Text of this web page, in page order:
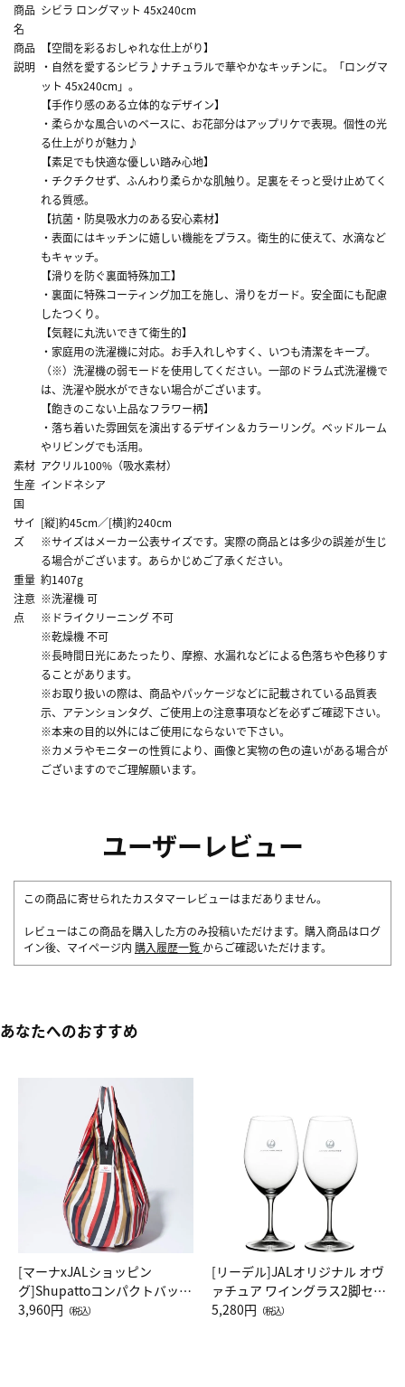
商品
名
シビラ ロングマット 45x240cm
商品
説明
【空間を彩るおしゃれな仕上がり】
・自然を愛するシビラ♪ナチュラルで華やかなキッチンに。「ロングマ
ット 45x240cm」。
【手作り感のある立体的なデザイン】
・柔らかな風合いのベースに、お花部分はアップリケで表現。個性の光
る仕上がりが魅力♪
【素足でも快適な優しい踏み心地】
・チクチクせず、ふんわり柔らかな肌触り。足裏をそっと受け止めてく
れる質感。
【抗菌・防臭吸水力のある安心素材】
・表面にはキッチンに嬉しい機能をプラス。衛生的に使えて、水滴など
もキャッチ。
【滑りを防ぐ裏面特殊加工】
・裏面に特殊コーティング加工を施し、滑りをガード。安全面にも配慮
したつくり。
【気軽に丸洗いできて衛生的】
・家庭用の洗濯機に対応。お手入れしやすく、いつも清潔をキープ。
（※）洗濯機の弱モードを使用してください。一部のドラム式洗濯機で
は、洗濯や脱水ができない場合がございます。
【飽きのこない上品なフラワー柄】
・落ち着いた雰囲気を演出するデザイン＆カラーリング。ベッドルーム
やリビングでも活用。
素材 アクリル100%（吸水素材）
生産
国
インドネシア
サイ
ズ
[縦]約45cm／[横]約240cm
※サイズはメーカー公表サイズです。実際の商品とは多少の誤差が生じ
る場合がございます。あらかじめご了承ください。
重量 約1407g
注意
点
※洗濯機 可
※ドライクリーニング 不可
※乾燥機 不可
※長時間日光にあたったり、摩擦、水漏れなどによる色落ちや色移りす
ることがあります。
※お取り扱いの際は、商品やパッケージなどに記載されている品質表
示、アテンションタグ、ご使用上の注意事項などを必ずご確認下さい。
※本来の目的以外にはご使用にならないで下さい。
※カメラやモニターの性質により、画像と実物の色の違いがある場合が
ございますのでご理解願います。
ユーザーレビュー
この商品に寄せられたカスタマーレビューはまだありません。
レビューはこの商品を購入した方のみ投稿いただけます。購入商品はログ
イン後、マイページ内 購入履歴一覧 からご確認いただけます。
あなたへのおすすめ
[マーナxJALショッピン
グ]Shupattoコンパクトバッグ
Drop JAL客室乗務員（LC）ス
3,960円 （税込）
[リーデル]JALオリジナル オヴ
ァチュア ワイングラス2脚セッ
ト（レッドワイン）
5,280円 （税込）